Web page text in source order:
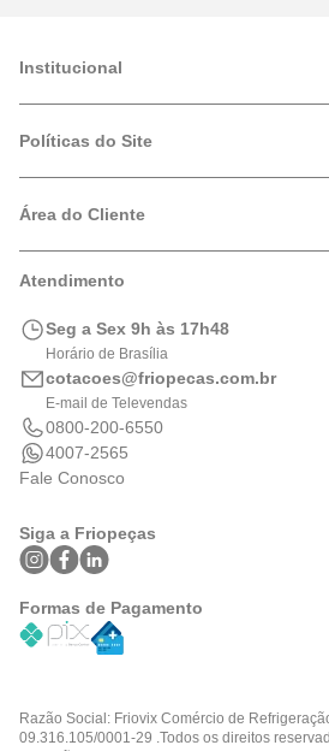
Institucional
Trabalhe Conosco
Políticas do Site
Política de Privacidade
Logística
Área do Cliente
Meus Pedidos
Portal de Boletos
Atendimento
Seg a Sex 9h às 17h48
Horário de Brasília
cotacoes@friopecas.com.br
E-mail de Televendas
0800-200-6550
4007-2565
Fale Conosco
Siga a Friopeças
Formas de Pagamento
Razão Social: Friovix Comércio de
09.316.105/0001-29 .Todos os direitos